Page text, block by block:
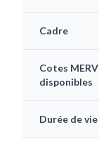
Cadre
Cotes MERV
disponibles
Durée de vie